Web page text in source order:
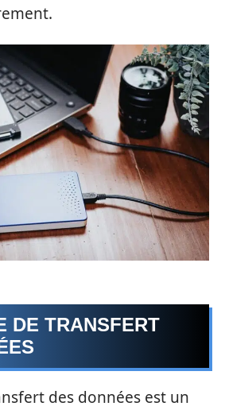
DE TRANSFERT
des données est un